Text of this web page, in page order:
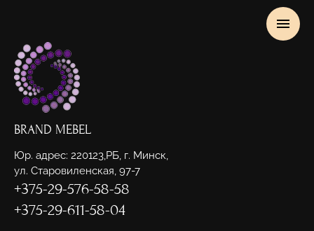
BRAND MEBEL
Юр. адрес: 220123,РБ, г. Минск,
ул. Старовиленская, 97-7
+375-29-576-58-58
+375-29-611-58-04